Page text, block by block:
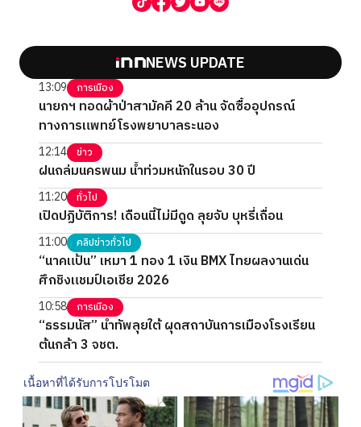
NEWS UPDATE
13:09 การเมือง
นายกฯ ทอดผ้าป่าสามัคคี 20 ล้าน จัดซื้ออุปกรณ์
ทางการแพทย์โรงพยาบาลระนอง
12:14 ข่าว
ฝนถล่มนครพนม น้ำท่วมหนักในรอบ 30 ปี
11:20 ทั่วไป
เปิดปฏิบัติการ! เดือนนี้ไม่มีดูด ลุยจับ บุหรี่เถื่อน
11:00 คลิปข่าวทั่วไป
“นาคแป้น” เหมา 1 ทอง 1 เงิน BMX ไทยผลงานเด่น
ศึกชิงแชมป์เอเชีย 2026
10:58 การเมือง
“ธรรมนัส” นำทัพลุยใต้ ผุดสถาบันการเมืองโรงเรียน
ต้นกล้า 3 จชต.